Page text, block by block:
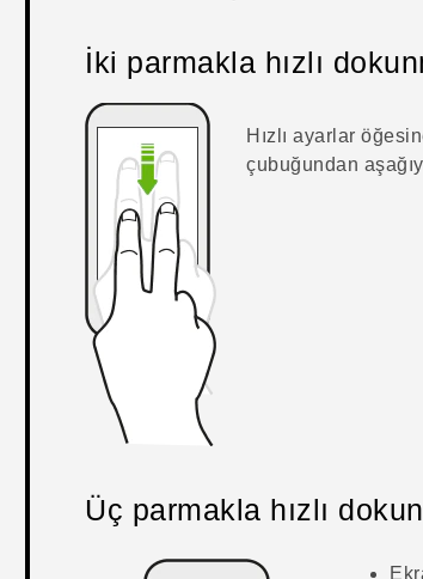
İki parmakla hızlı
Hızlı ayarlar
çubuğundan
Üç parmakla hızlı